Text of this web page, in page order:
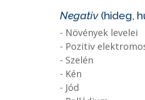
Negativ (hideg,
- Növények levelei
- Pozitiv
- Szelén
- Kén
- Jód